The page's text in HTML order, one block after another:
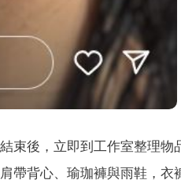
束後，立即到工作室整理物
帶背心、瑜珈褲與雨鞋，衣